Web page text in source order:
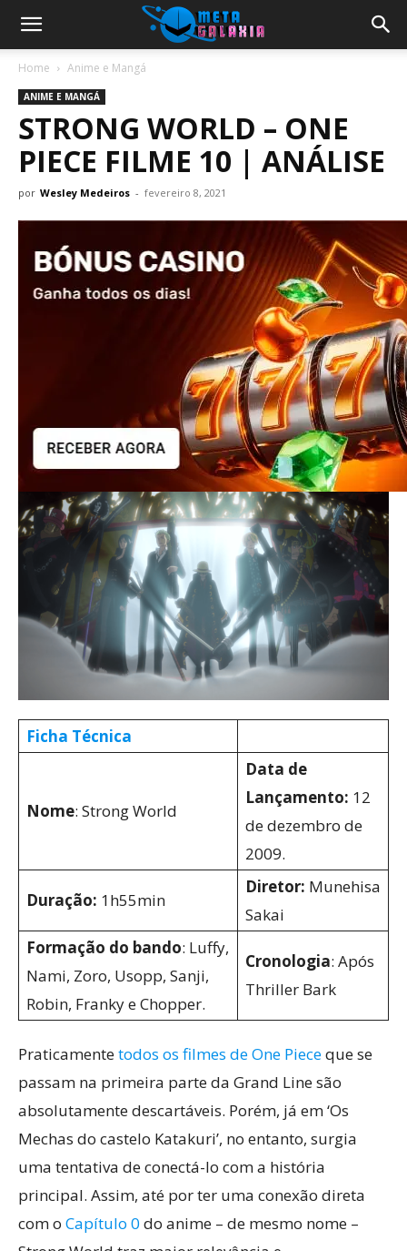
Home Anime e Mangá
ANIME E MANGÁ
STRONG WORLD – ONE
PIECE FILME 10 | ANÁLISE
por Wesley Medeiros - fevereiro 8, 2021
Ficha Técnica
Nome: Strong World
Data de
Lançamento: 12
de dezembro de
2009.
Duração: 1h55min
Diretor: Munehisa
Sakai
Formação do bando: Luffy,
Nami, Zoro, Usopp, Sanji,
Robin, Franky e Chopper.
Cronologia: Após
Thriller Bark
Praticamentetodos os filmes de One Pieceque se
passam na primeira parte da Grand Line são
absolutamente descartáveis. Porém, já em ‘Os
Mechas do castelo Katakuri’, no entanto, surgia
uma tentativa de conectá-lo com a história
principal. Assim, até por ter uma conexão direta
com o Capítulo 0 do anime – de mesmo nome –